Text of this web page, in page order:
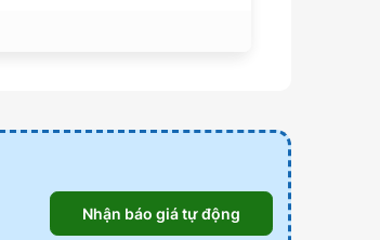
Nhận báo giá tự động